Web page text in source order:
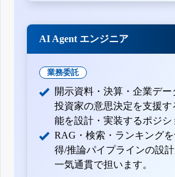
AI Agent エンジニア
業務委託
開示資料・決算・企業デー
投資家の意思決定を支援す
能を設計・実装するポジシ
RAG・検索・ランキング
得/推論パイプラインの設
一気通貫で担います。